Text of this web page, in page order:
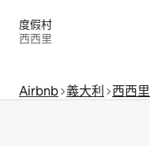
度假村
西西里
Airbnb 義大利 西西里